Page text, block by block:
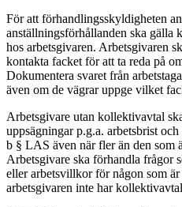
För att förhandlingsskyldigheten
anställningsförhållanden ska gälla
hos arbetsgivaren. Arbetsgivaren
kontakta facket för att ta reda på
Dokumentera svaret från
även om de vägrar uppge vilket
Arbetsgivare utan kollektivavtal
uppsägningar p.g.a. arbetsbrist
b § LAS även när fler än den som
Arbetsgivare ska förhandla frågor
eller arbetsvillkor för någon som
arbetsgivaren inte har